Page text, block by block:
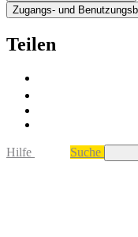
Zugangs- und
Teilen
Hilfe Suche